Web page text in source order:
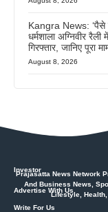
Kangra News: ‘पैसे
धर्मशाला अग्निवीर
गिरफ्तार, जानिए पूरा
August 8, 2026
Prajasatta News Network
And Business News,
Lifestyle, Health,
Investor
Advertise With Us
Write For Us